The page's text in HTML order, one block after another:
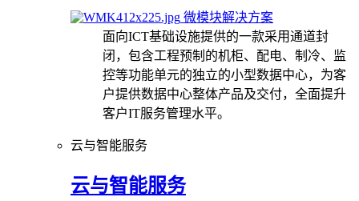
微模块解决方案
面向ICT基础设施提供的一款采用通道封
闭，包含工程预制的机柜、配电、制冷、监
控等功能单元的独立的小型数据中心，为客
户提供数据中心整体产品及交付，全面提升
客户IT服务管理水平。
云与智能服务
云与智能服务